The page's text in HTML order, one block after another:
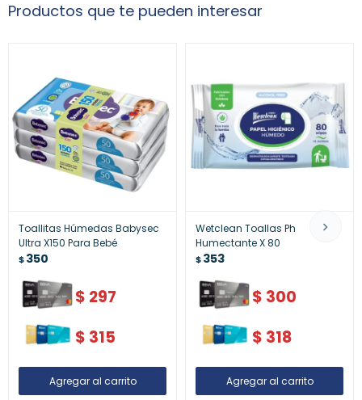
Productos que te pueden interesar
Toallitas Húmedas Babysec
Ultra X150 Para Bebé
$350
$ 297
$ 315
Wetclean Toallas Ph
Humectante X 80
$353
$ 300
$ 318